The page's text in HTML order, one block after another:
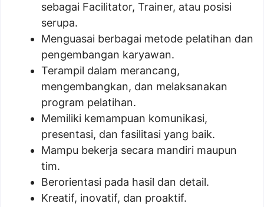
sebagai Facilitator, Trainer, atau posisi
serupa.
Menguasai berbagai metode pelatihan dan
pengembangan karyawan.
Terampil dalam merancang,
mengembangkan, dan melaksanakan
program pelatihan.
Memiliki kemampuan komunikasi,
presentasi, dan fasilitasi yang baik.
Mampu bekerja secara mandiri maupun
tim.
Berorientasi pada hasil dan detail.
Kreatif, inovatif, dan proaktif.